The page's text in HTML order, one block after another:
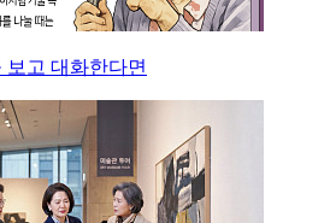
보고 대화한다면